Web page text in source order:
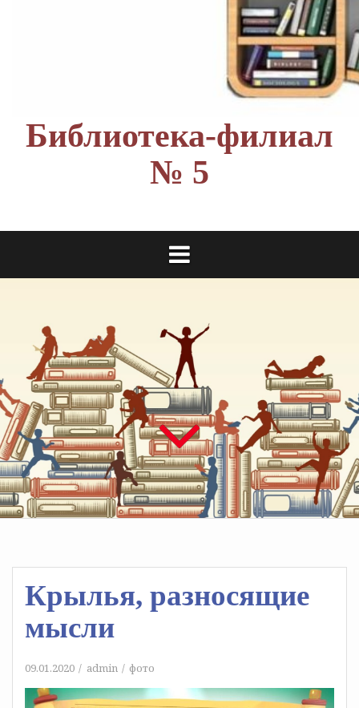
Библиотека-филиал
№ 5
Крылья, разносящие
мысли
09.01.2020 admin фото